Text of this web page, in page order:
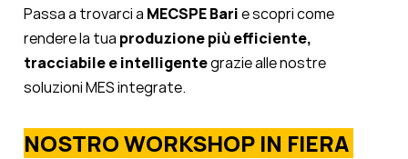
Passa a trovarci a MECSPE Barie scopri come
rendere la tua produzione più efficiente,
tracciabile e intelligentegrazie alle nostre
soluzioni MES integrate.
NOSTRO WORKSHOP IN FIERA